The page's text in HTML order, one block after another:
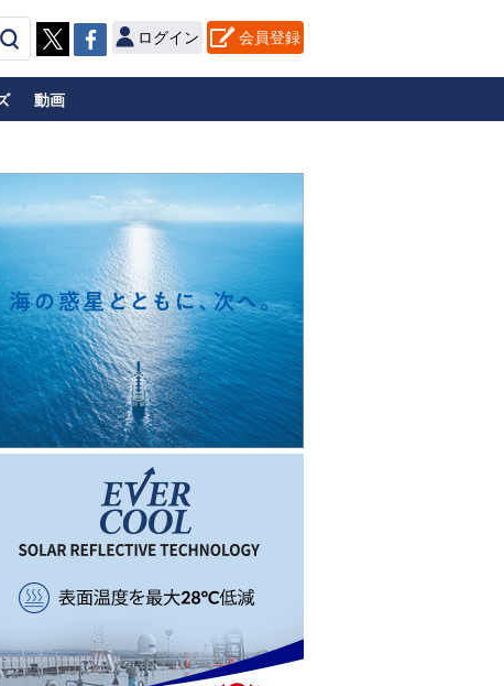
ログイン 会員登録
動画